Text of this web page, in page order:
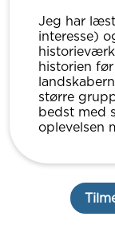
Jeg har
interesse)
historien
større
bedst med
oplevelsen